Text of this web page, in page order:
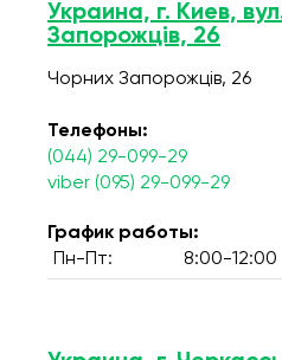
Украина, г. Киев,
Запорожців, 26
Чорних Запорожців, 26
Телефоны:
(044) 29-099-29
viber (095) 29-099-29
График работы:
Пн-Пт:
8:00-12:00